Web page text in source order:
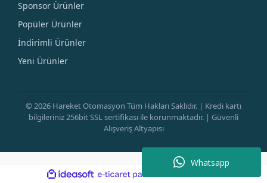
Whatsapp
Sponsor Ürünler
Popüler Ürünler
İndirimli Ürünler
Yeni Ürünler
© 2026 Hareket Otomasyon Tüm Hakları Saklıdır. | Kredi kartı
bilgileriniz 256bit SSL sertifikası ile korunmaktadır. | Güvenli
Alışveriş Altyapısı
ideasoft